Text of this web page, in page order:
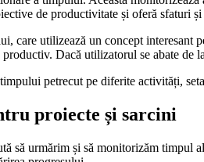
de productivitate și oferă sfaturi
care utilizează un concept
Dacă utilizatorul se abate
petrecut pe diferite activități,
proiecte și sarcini
să urmărim și să monitorizăm